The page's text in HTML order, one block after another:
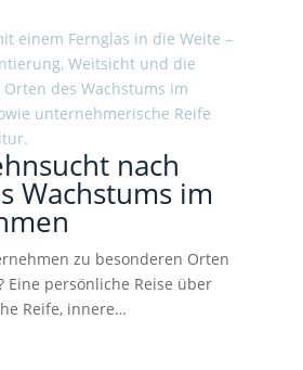
nach
Wachstums im
zu besonderen Orten
Eine persönliche Reise über
Reife, innere…